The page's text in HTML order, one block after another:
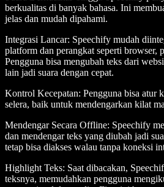
berkualitas di banyak bahasa. Ini
jelas dan mudah dipahami.
Integrasi Lancar: Speechify mudah
platform dan perangkat seperti browser,
Pengguna bisa mengubah teks dari
lain jadi suara dengan cepat.
Kontrol Kecepatan: Pengguna bisa atur
selera, baik untuk mendengarkan kilat
Mendengar Secara Offline: Speechify
dan mendengar teks yang diubah jadi
tetap bisa diakses walau tanpa koneksi
Highlight Teks: Saat dibacakan,
teksnya, memudahkan pengguna